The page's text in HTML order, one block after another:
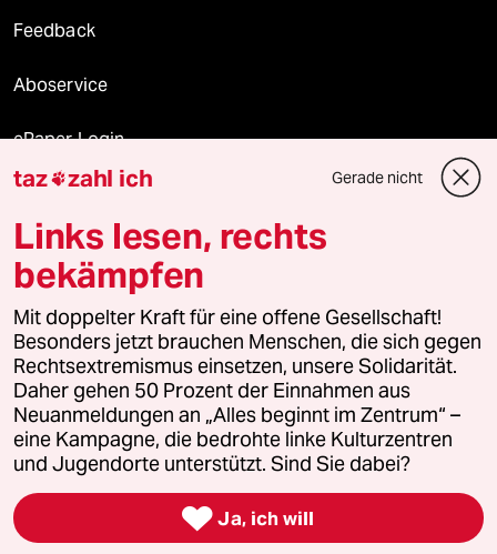
Feedback
Aboservice
ePaper Login
Downloads für Abonnierende
© 2026 taz Verlags und Vertriebs GmbH
Alle Rechte vorbehalten. Bei rechtlichen Fragen oder für Genehmigungen
wenden Sie sich bitte an
lizenzen@taz.de
Feedback Redaktionsstatut Kommune-Richtlinien
Leitlinie Informant Datenschutz Impressum AGB
Seitenwende Einwilligungen widerrufen (Ads)
taz zahl ich Gerade nicht
Links lesen, rechts
bekämpfen
Mit doppelter Kraft für eine offene Gesellschaft!
Besonders jetzt brauchen Menschen, die sich gegen
Rechtsextremismus einsetzen, unsere Solidarität.
Daher gehen 50 Prozent der Einnahmen aus
Neuanmeldungen an „Alles beginnt im Zentrum“ –
eine Kampagne, die bedrohte linke Kulturzentren
und Jugendorte unterstützt. Sind Sie dabei?
 Ja, ich will